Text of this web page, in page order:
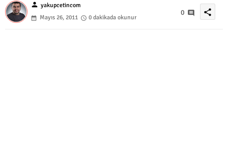
person yakupcetincom
Mayıs 26, 2011
0 dakikada okunur
0 share